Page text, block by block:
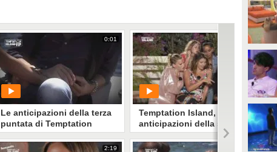
0:01
Le anticipazioni della terza
puntata di Temptation
Island Vip
2:19
3:41
Temptation Island, le
anticipazioni della seconda
puntata
2:05